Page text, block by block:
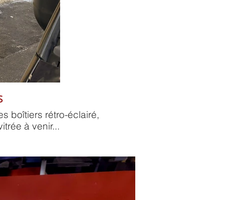
boîtiers rétro-éclairé,
à venir...